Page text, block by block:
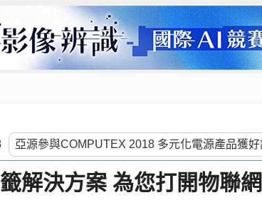
解決方案 為您打開物聯